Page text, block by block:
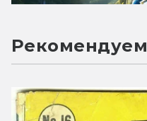
Рекомендуем